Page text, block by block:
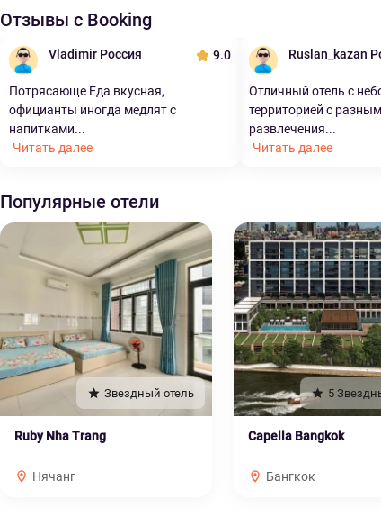
Отзывы с Booking
Vladimir Россия 9.0
Потрясающе Еда вкусная,
официанты иногда медлят с
напитками...
Читать далее
Ruslan_kazan
Отличный отель с
территорией с
развлечения...
Читать далее
Популярные отели
Звездный отель
Ruby Nha Trang
Нячанг
5
Capella Bangkok
Бангкок